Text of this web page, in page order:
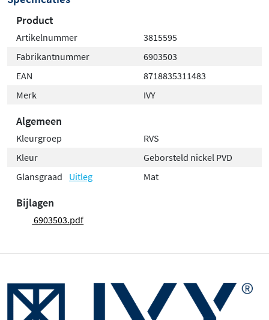
Hoogwaardige kwaliteit en
duurzaamheid
De overloopring is gemaakt met oog voor kwaliteit en
duurzaamheid. De verschillende afwerkingen zijn
zorgvuldig aangebracht en bestand tegen vocht en
uitstraling behoudt, ook na langere tijd. Zo geniet je van
een verzorgde badkamer waarin elk detail klopt.
Product
Artikelnummer
3815595
Fabrikantnummer
6903503
EAN
8718835311483
Merk
IVY
Algemeen
Kleurgroep
RVS
Kleur
Geborsteld nickel PVD
Glansgraad
Uitleg Mat
Bijlagen
6903503.pdf